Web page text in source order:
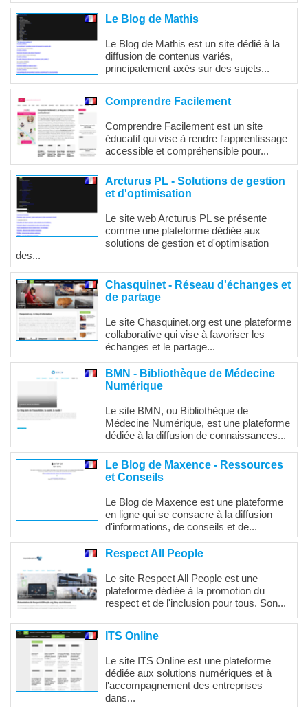
Le Blog de Mathis
Le Blog de Mathis est un site dédié à la
diffusion de contenus variés,
principalement axés sur des sujets...
Comprendre Facilement
Comprendre Facilement est un site
éducatif qui vise à rendre l'apprentissage
accessible et compréhensible pour...
Arcturus PL - Solutions de gestion
et d'optimisation
Le site web Arcturus PL se présente
comme une plateforme dédiée aux
solutions de gestion et d'optimisation
des...
Chasquinet - Réseau d'échanges et
de partage
Le site Chasquinet.org est une plateforme
collaborative qui vise à favoriser les
échanges et le partage...
BMN - Bibliothèque de Médecine
Numérique
Le site BMN, ou Bibliothèque de
Médecine Numérique, est une plateforme
dédiée à la diffusion de connaissances...
Le Blog de Maxence - Ressources
et Conseils
Le Blog de Maxence est une plateforme
en ligne qui se consacre à la diffusion
d'informations, de conseils et de...
Respect All People
Le site Respect All People est une
plateforme dédiée à la promotion du
respect et de l'inclusion pour tous. Son...
ITS Online
Le site ITS Online est une plateforme
dédiée aux solutions numériques et à
l'accompagnement des entreprises
dans...